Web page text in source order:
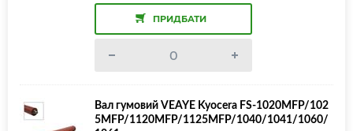
ПРИДБАТИ
Вал гумовий VEAYE Kyocera FS-1020MFP/102
5MFP/1120MFP/1125MFP/1040/1041/1060/